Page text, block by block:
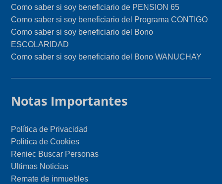
Como saber si soy beneficiario de PENSION 65
Como saber si soy beneficiario del Programa CONTIGO
Como saber si soy beneficiario del Bono
ESCOLARIDAD
Como saber si soy beneficiario del Bono WANUCHAY
Notas Importantes
Política de Privacidad
Politica de Cookies
Reniec Buscar Personas
Ultimas Noticias
Remate de inmuebles